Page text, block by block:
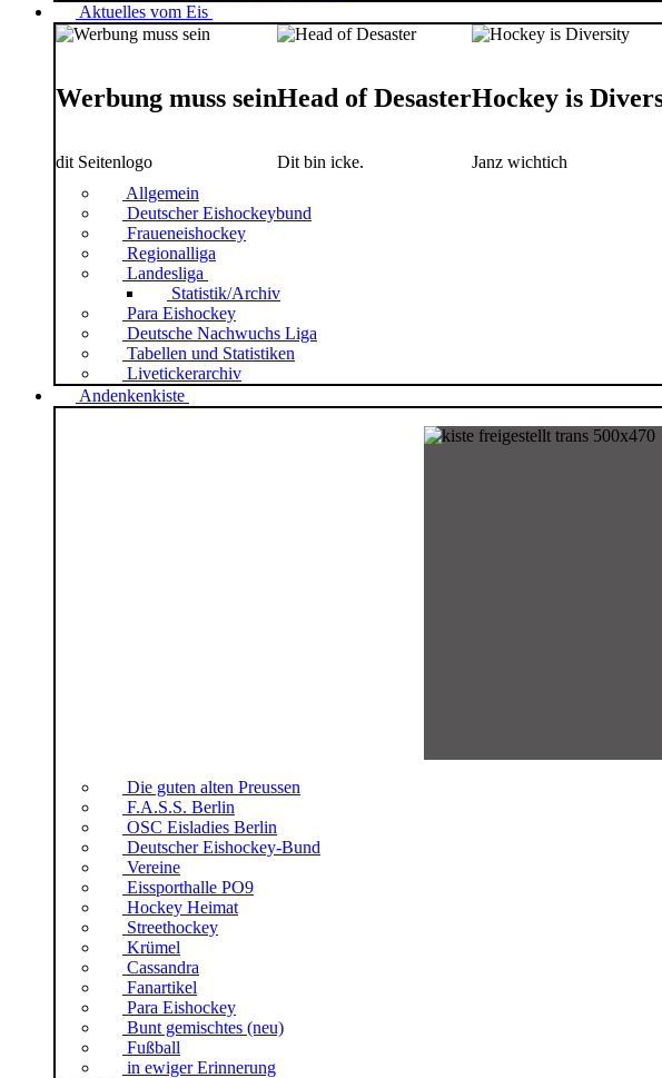
Aktuelles vom Eis
Werbung muss sein
dit Seitenlogo
Head of Desaster
Dit bin icke.
Hockey is
Janz wichtich
Allgemein
Deutscher Eishockeybund
Fraueneishockey
Regionalliga
Landesliga
Statistik/Archiv
Para Eishockey
Deutsche Nachwuchs Liga
Tabellen und Statistiken
Livetickerarchiv
Andenkenkiste
Die guten alten Preussen
F.A.S.S. Berlin
OSC Eisladies Berlin
Deutscher Eishockey-Bund
Vereine
Eissporthalle PO9
Hockey Heimat
Streethockey
Krümel
Cassandra
Fanartikel
Para Eishockey
Bunt gemischtes (neu)
Fußball
in ewiger Erinnerung